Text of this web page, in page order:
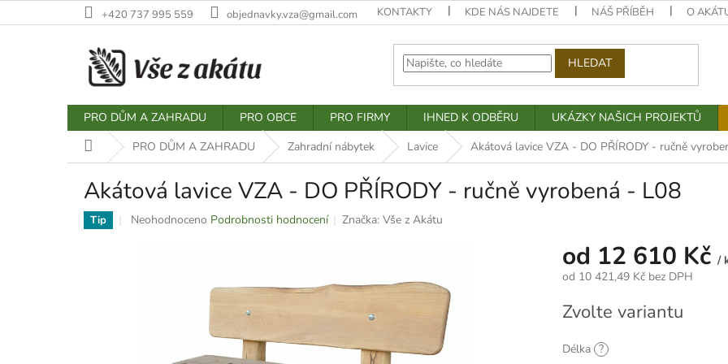
na
+420 737 995 559 objednavky.vza@gmail.com KONTAKTY KDE NÁS NAJDETE NÁŠ PŘÍBĚH O
HLEDAT
PRO DŮM A ZAHRADU PRO OBCE PRO FIRMY IHNED K ODBĚRU UKÁZKY NAŠICH PROJEKTŮ
Domů PRO DŮM A ZAHRADU Zahradní nábytek Lavice Akátová lavice VZA - DO PŘÍRODY - ručně
Akátová lavice VZA - DO PŘÍRODY - ručně vyrobená - L08
Tip
Průměrné
Neohodnoceno Podrobnosti hodnocení Značka:Vše z Akátu
od 12 610 Kč /
od 10 421,49 Kč bez DPH
cena:
Zvolte variantu
Délka ?